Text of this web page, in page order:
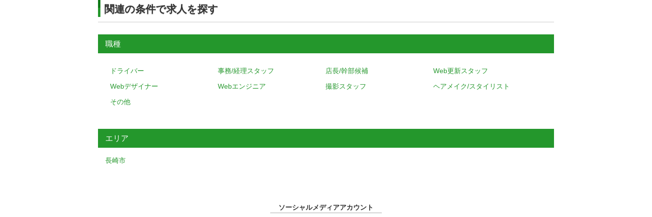
関連の条件で求人を探す
職種
ドライバー 事務/経理スタッフ 店長/幹部候補
Web更新スタッフ
Webデザイナー
Webエンジニア 撮影スタッフ
ヘアメイク/スタイリスト
その他
エリア
長崎市
ソーシャルメディアアカウント